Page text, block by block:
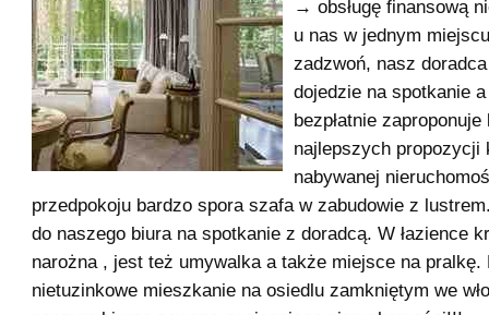
→ obsługę finansową
u nas w jednym
zadzwoń, nasz
dojedzie na spotkanie
bezpłatnie zaproponuje
najlepszych propozycji
nabywanej
przedpokoju bardzo spora szafa w zabudowie z
do naszego biura na spotkanie z doradcą. W łazience
narożna , jest też umywalka a także miejsce na pralkę.
nietuzinkowe mieszkanie na osiedlu zamkniętym we